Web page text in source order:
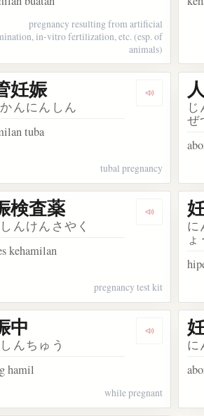
pregnancy resulting from artificial
in-vitro fertilization, etc. (esp. of
animals)
多胎妊娠 Dengarkan
妊娠
んにんしん
tuba
tubal pregnancy
ぜ
妊娠検査 Dengarkan
検査薬
んけんさやく
kehamilan
pregnancy test kit
に
妊娠線 Dengarkan
中
んちゅう
hamil
while pregnant
に